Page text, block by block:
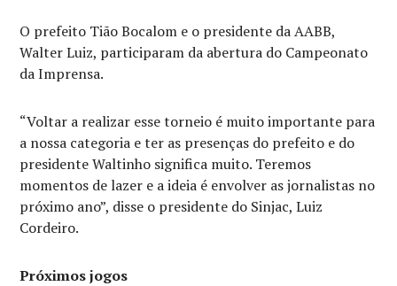
O prefeito Tião Bocalom e o presidente da AABB,
Walter Luiz, participaram da abertura do Campeonato
da Imprensa.
“Voltar a realizar esse torneio é muito importante para
a nossa categoria e ter as presenças do prefeito e do
presidente Waltinho significa muito. Teremos
momentos de lazer e a ideia é envolver as jornalistas no
próximo ano”, disse o presidente do Sinjac, Luiz
Cordeiro.
Próximos jogos